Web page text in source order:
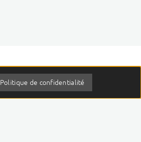
Politique de confidentialité